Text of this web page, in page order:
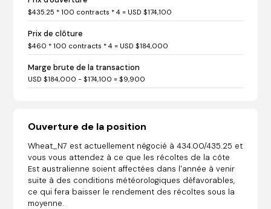
$435.25 * 100 contracts * 4 = USD $174,100
Prix de clôture
$460 * 100 contracts * 4 = USD $184,000
Marge brute de la transaction
USD $184,000 - $174,100 = $9,900
Ouverture de la position
Wheat_N7 est actuellement négocié à 434.00/435.25 et
vous vous attendez à ce que les récoltes de la côte
Est australienne soient affectées dans l'année à venir
suite à des conditions météorologiques défavorables,
ce qui fera baisser le rendement des récoltes sous la
moyenne.